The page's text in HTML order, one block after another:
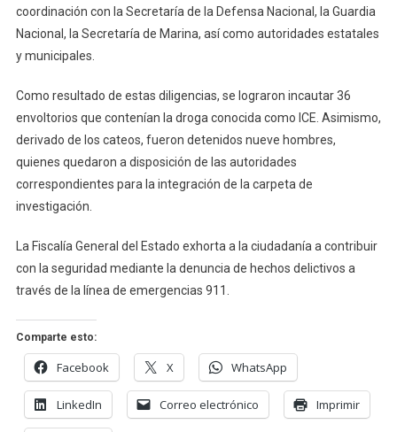
ICE
coordinación con la Secretaría de la Defensa Nacional, la Guardia
Nacional, la Secretaría de Marina, así como autoridades estatales
y municipales.
Como resultado de estas diligencias, se lograron incautar 36
envoltorios que contenían la droga conocida como ICE. Asimismo,
derivado de los cateos, fueron detenidos nueve hombres,
quienes quedaron a disposición de las autoridades
correspondientes para la integración de la carpeta de
investigación.
La Fiscalía General del Estado exhorta a la ciudadanía a contribuir
con la seguridad mediante la denuncia de hechos delictivos a
través de la línea de emergencias 911.
Comparte esto:
Facebook X WhatsApp
LinkedIn Correo electrónico Imprimir